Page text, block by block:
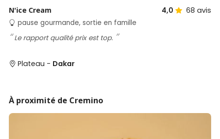
N'ice Cream 4,0 68 avis
pause gourmande, sortie en famille
Le rapport qualité prix est top.
Plateau - Dakar
À proximité de Cremino